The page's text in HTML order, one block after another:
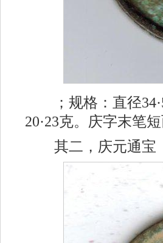
；规格：直径
20·23克。庆字末笔
其二，庆元通宝